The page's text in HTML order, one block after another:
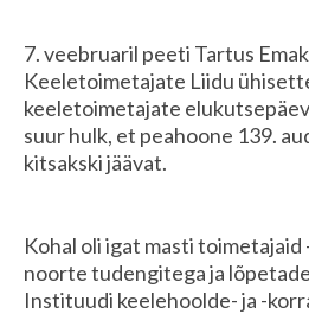
7. veebruaril peeti Tartus
Keeletoimetajate Liidu
keeletoimetajate
suur hulk, et peahoone 139.
kitsakski jäävat.
Kohal oli igat masti toimetajaid
noorte tudengitega ja
Instituudi keelehoolde- ja -